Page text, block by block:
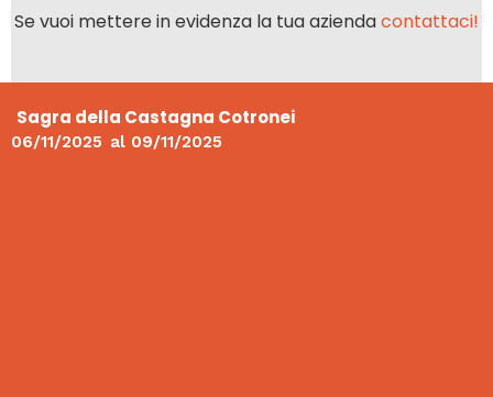
Se vuoi mettere in evidenza la tua aziendacontattaci!
Sagra della Castagna Cotronei
06/11/2025 al 09/11/2025